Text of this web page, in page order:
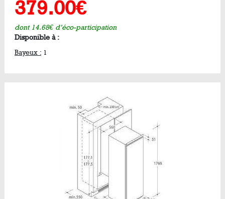
379.00€
dont 14.68€ d’éco-participation
Disponible à :
Bayeux : 1